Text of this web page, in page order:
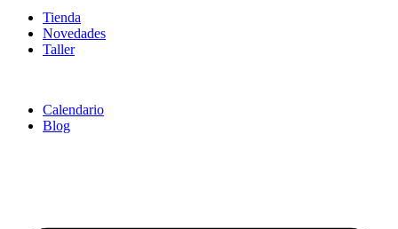
Tienda
Novedades
Taller
Calendario
Blog